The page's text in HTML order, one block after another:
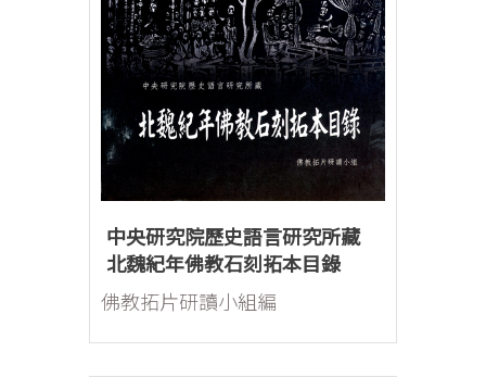
中央研究院歷史語言研究所藏
北魏紀年佛教石刻拓本目錄
佛教拓片研讀小組編